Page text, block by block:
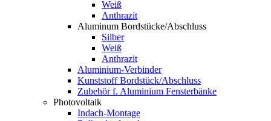
Weiß
Anthrazit
Aluminum Bordstücke/Abschluss
Silber
Weiß
Anthrazit
Aluminium-Verbinder
Kunststoff Bordstück/Abschluss
Zubehör f. Aluminium Fensterbänke
Photovoltaik
Indach-Montage